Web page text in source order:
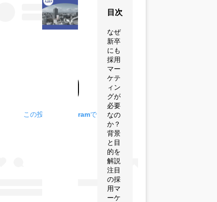
へ。完全オンプレミス導入で実現
する情報セキュリティ強化
2026.02.06
COURSE EXPO
この投稿をInstagramで見る
目次
なぜ
新卒
にも
採用
マー
ケテ
ィン
グが
必要
なの
か？
背景
と目
的を
解説
注目
の採
用マ
ーケ